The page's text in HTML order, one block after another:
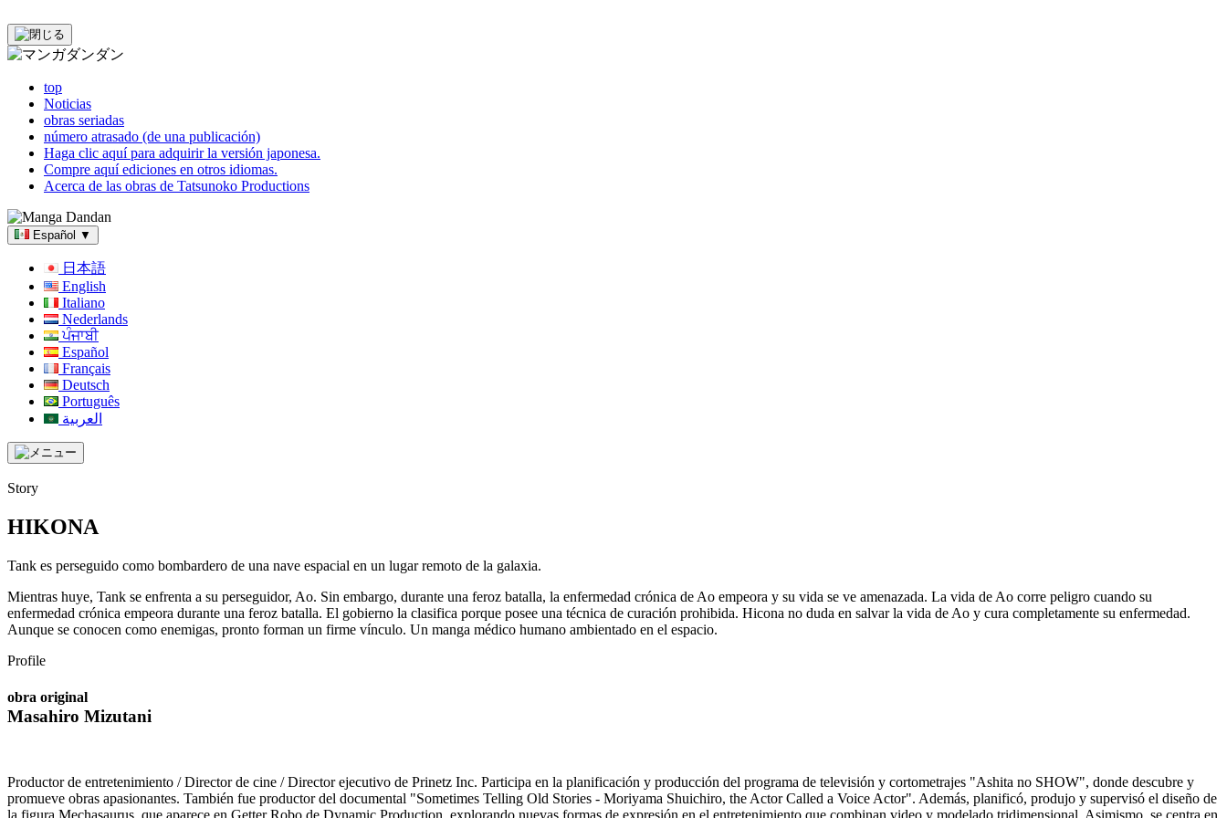
top
Noticias
obras seriadas
número atrasado (de una publicación)
Haga clic aquí para adquirir la versión japonesa.
Compre aquí ediciones en otros idiomas.
Acerca de las obras de Tatsunoko Productions
Español ▼
日本語
English
Italiano
Nederlands
ਪੰਜਾਬੀ
Español
Français
Deutsch
Português
العربية
Story
HIKONA
Tank es perseguido como bombardero de una nave espacial en un lugar remoto de la galaxia.
Mientras huye, Tank se enfrenta a su perseguidor, Ao. Sin embargo, durante una feroz batalla, la enfermedad crónica de Ao empeora y su vida se ve amenazada. La vida de Ao corre peligro cuando su
enfermedad crónica empeora durante una feroz batalla. El gobierno la clasifica porque posee una técnica de curación prohibida. Hicona no duda en salvar la vida de Ao y cura completamente su enfermedad.
Aunque se conocen como enemigas, pronto forman un firme vínculo. Un manga médico humano ambientado en el espacio.
Profile
obra original
Masahiro Mizutani
Productor de entretenimiento / Director de cine / Director ejecutivo de Prinetz Inc. Participa en la planificación y producción del programa de televisión y cortometrajes "Ashita no SHOW", donde descubre y
promueve obras apasionantes. También fue productor del documental "Sometimes Telling Old Stories - Moriyama Shuichiro, the Actor Called a Voice Actor". Además, planificó, produjo y supervisó el diseño de